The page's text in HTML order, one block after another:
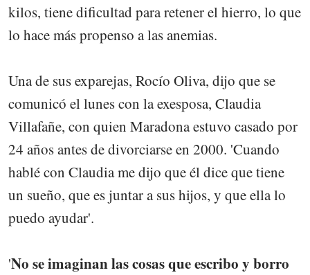
kilos, tiene dificultad para retener el hierro, lo que
lo hace más propenso a las anemias.
Una de sus exparejas, Rocío Oliva, dijo que se
comunicó el lunes con la exesposa, Claudia
Villafañe, con quien Maradona estuvo casado por
24 años antes de divorciarse en 2000. 'Cuando
hablé con Claudia me dijo que él dice que tiene
un sueño, que es juntar a sus hijos, y que ella lo
puedo ayudar'.
'No se imaginan las cosas que escribo y borro